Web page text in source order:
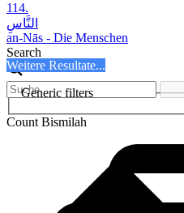
114.
النَّاسِ
an-Nās - Die Menschen
Search
Weitere Resultate...
Generic filters
Count Bismilah